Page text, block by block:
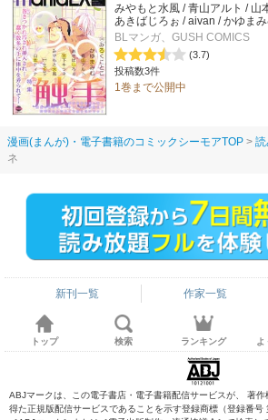
みやもと水風 / 青山アルト / 山
あきばじろぉ / aivan / かゆま
BLマンガ、GUSH COMICS
(3.7)
投稿数3件
1巻まで公開中
漫画(まんが)・電子書籍のコミックシーモアTOP
ネ
新刊一覧 作家一覧
トップ 検索 ランキング よ
ABJマークは、この電子書店・電子書籍配信サービスが、 著
得た正規版配信サービスであることを示す登録商標（登録番